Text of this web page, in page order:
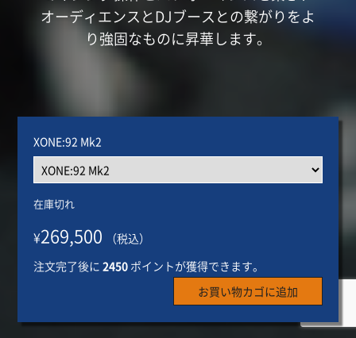
XONE:92 Mk2
¥269,500 （税込）
在庫切れ
お買い物カゴに追加
注文完了後に2450 ポイントが獲得できます。
オーディエンスとDJブースとの繋がりをよ
り強固なものに昇華します。